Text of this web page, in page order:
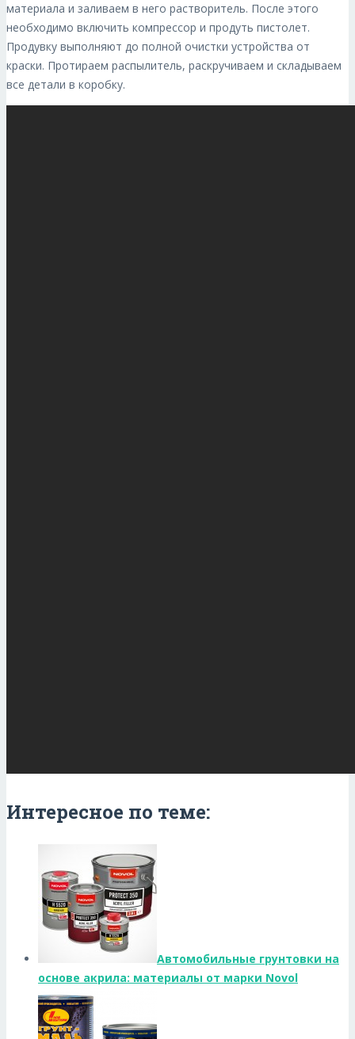
материала и заливаем в него растворитель. После этого
необходимо включить компрессор и продуть пистолет.
Продувку выполняют до полной очистки устройства от
краски. Протираем распылитель, раскручиваем и складываем
все детали в коробку.
Интересное по теме:
Автомобильные грунтовки на
основе акрила: материалы от марки Novol